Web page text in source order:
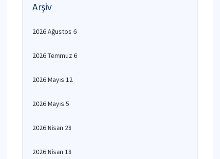
Arşiv
2026 Ağustos 6
2026 Temmuz 6
2026 Mayıs 12
2026 Mayıs 5
2026 Nisan 28
2026 Nisan 18